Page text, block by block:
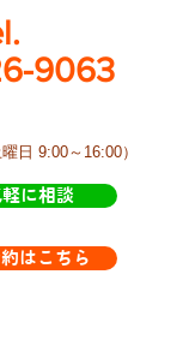
9063
日 9:00～16:00）
に相談
はこちら